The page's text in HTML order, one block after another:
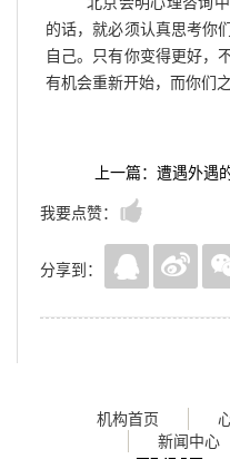
的话，就必须认真思考你
自己。只有你变得更好，
有机会重新开始，而你们
上一篇：遭遇外遇
我要点赞：
分享到：
机构首页
新闻中心